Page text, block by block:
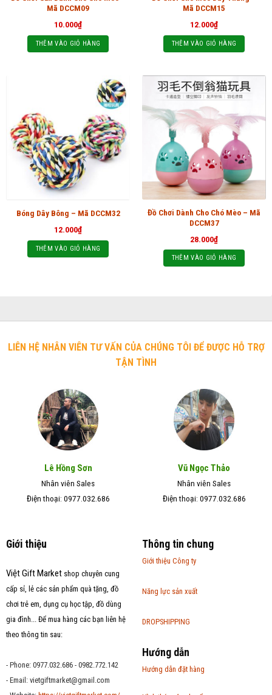
Mã DCCM09
10.000₫
THÊM VÀO GIỎ HÀNG
Mã DCCM15
12.000₫
THÊM VÀO GIỎ HÀNG
Bóng Dây Bông – Mã DCCM32
12.000₫
THÊM VÀO GIỎ HÀNG
Đồ Chơi Dành Cho Chó Mèo – Mã
DCCM37
28.000₫
THÊM VÀO GIỎ HÀNG
LIÊN HỆ NHÂN VIÊN TƯ VẤN CỦA CHÚNG TÔI ĐỂ ĐƯỢC HỖ TRỢ
TẬN TÌNH
Lê Hồng Sơn
Nhân viên Sales
Điện thoại: 0977.032.686
Vũ Ngọc Thảo
Nhân viên Sales
Điện thoại: 0977.032.686
Giới thiệu
Việt Gift Marketshop chuyên cung
cấp sỉ, lẻ các sản phẩm quà tặng, đồ
chơi trẻ em, dụng cụ học tập, đồ dùng
gia đình... Để mua hàng các bạn liên hệ
theo thông tin sau:
- Phone: 0977.032.686 - 0982.772.142
- Email: vietgiftmarket@gmail.com
Thông tin chung
Giới thiệu Công ty
Năng lực sản xuất
DROPSHIPPING
Hướng dẫn
Hướng dẫn đặt hàng